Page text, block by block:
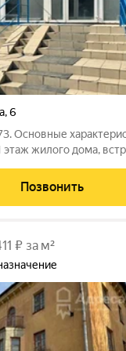
,6
Основные
этаж жилого дома,
помещения,
все
Позвонить
₽ за м²